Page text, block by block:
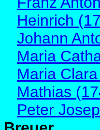
Heinrich
Johann
Maria
Maria
Mathias
Peter